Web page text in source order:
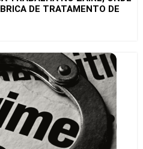
DE TRATAMENTO DE